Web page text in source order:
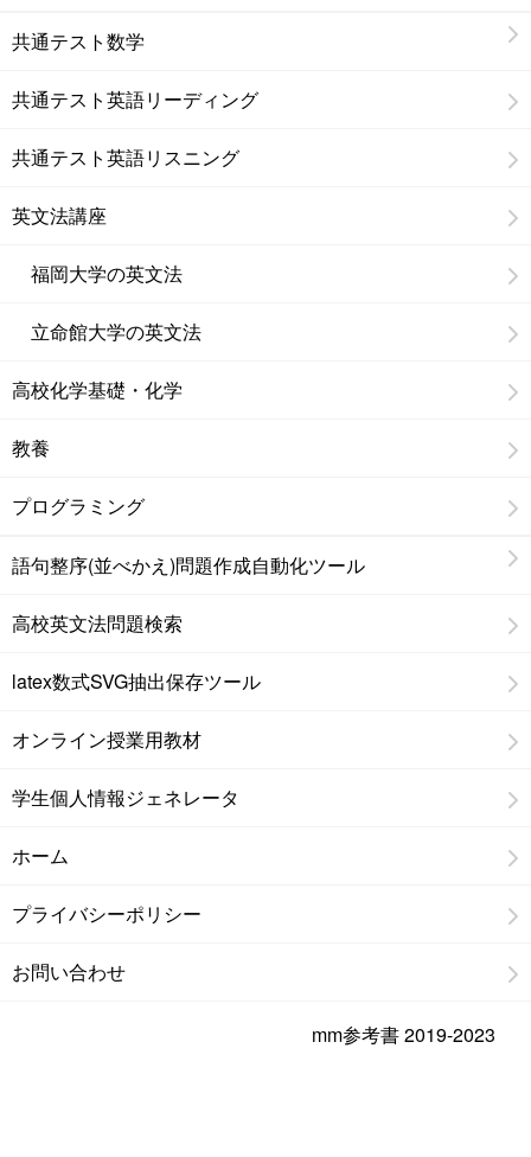
共通テスト数学
共通テスト英語リーディング
共通テスト英語リスニング
英文法講座
福岡大学の英文法
立命館大学の英文法
高校化学基礎・化学
教養
プログラミング
語句整序(並べかえ)問題作成自動化ツール
高校英文法問題検索
latex数式SVG抽出保存ツール
オンライン授業用教材
学生個人情報ジェネレータ
ホーム
プライバシーポリシー
お問い合わせ
mm参考書 2019-2023